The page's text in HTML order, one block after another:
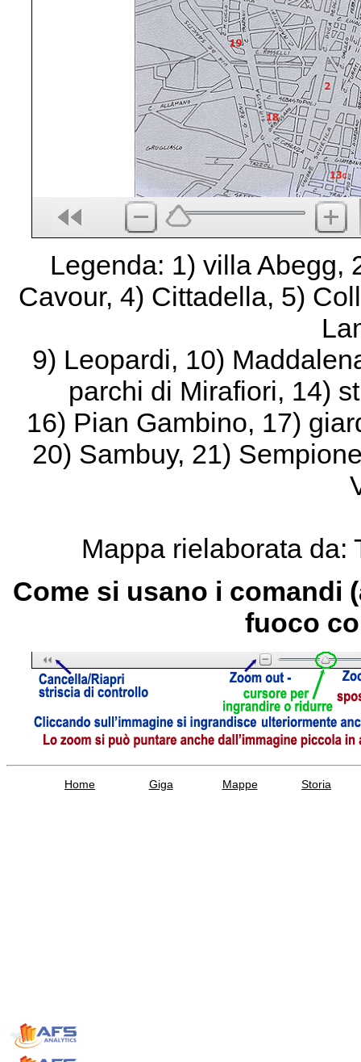
Legenda: 1) villa Abegg,
Cavour, 4) Cittadella, 5)
9) Leopardi, 10)
parchi di Mirafiori, 14)
16) Pian Gambino, 17)
20) Sambuy, 21)
Mappa rielaborata da:
Come si usano i comandi
fuoco
Home Giga Mappe Storia